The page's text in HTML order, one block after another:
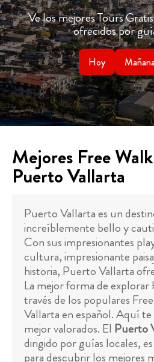
Ve los mejores Tours
ofrecidos por
Hoy
Mejores Free
Puerto Vallarta
Puerto Vallarta es un
increíblemente bello y
Con sus impresionantes
cultura, impresionante
historia, Puerto Vallarta
La mejor forma de explorar
través de los populares
Vallarta en español. Aquí
mejor valorados. El Puerto
dirigido por guías locales,
para descubrir los mejores